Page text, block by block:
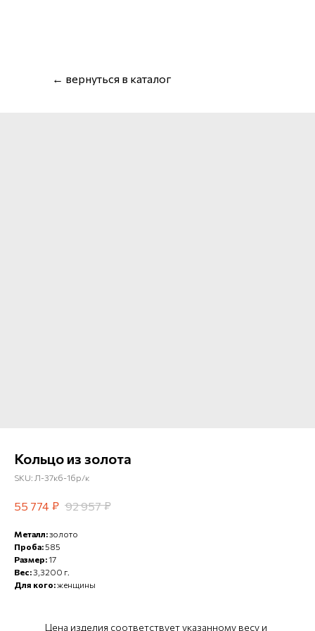
← вернуться в каталог
Кольцо из золота
SKU: Л-37кб-1бр/к
55 774 ₽ 92 957 ₽
Металл:золото
Проба:585
Размер:17
Вес:3,3200 г.
Для кого:женщины
Цена изделия соответствует указанному весу и